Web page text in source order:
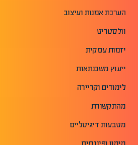
הערכת אמנות ועיצוב
וולסטריט
יזמות עסקית
ייעוץ משכנתאות
לימודים וקריירה
מהתקשורת
מטבעות דיגיטליים